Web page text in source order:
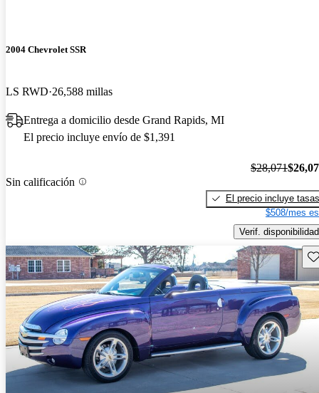
2004 Chevrolet SSR
LS RWD 26,588 millas
Entrega a domicilio desde Grand Rapids, MI
El precio incluye envío de $1,391
Sin calificación
$28,071
El precio incluye tasas
$508/mes
Verif. disponibilidad